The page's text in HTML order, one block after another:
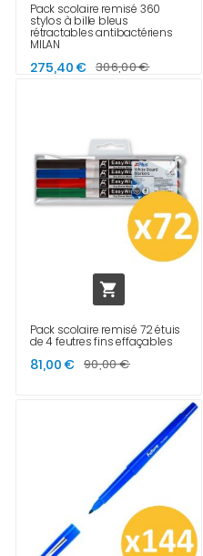
Pack scolaire remisé 360
stylos à bille bleus
rétractables antibactériens
MILAN
275,40 € 306,00 €

Pack scolaire remisé 72 étuis
de 4 feutres fins effaçables
81,00 € 90,00 €